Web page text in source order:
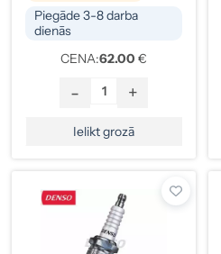
Piegāde 3-8 darba
dienās
CENA:62.00 €
- +
Ielikt grozā